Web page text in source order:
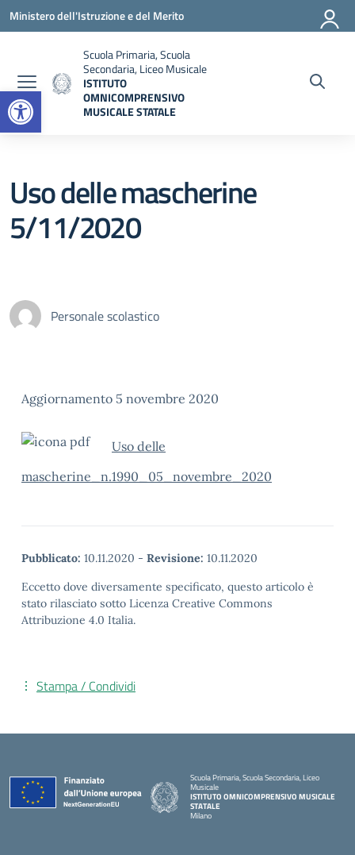
Open toolbar
Vai ai contenuti
Vai al menu di navigazione
Vai al footer
Ministero dell'Istruzione e del Merito
Scuola Primaria, Scuola
Secondaria, Liceo Musicale
ISTITUTO
OMNICOMPRENSIVO
MUSICALE STATALE
Uso delle mascherine
5/11/2020
Personale scolastico
Aggiornamento 5 novembre 2020
Uso delle
mascherine_n.1990_05_novembre_2020
Pubblicato: 10.11.2020 - Revisione: 10.11.2020
Eccetto dove diversamente specificato, questo articolo è
stato rilasciato sotto Licenza Creative Commons
Attribuzione 4.0 Italia.
Stampa / Condividi
Scuola Primaria, Scuola Secondaria, Liceo
Musicale
ISTITUTO OMNICOMPRENSIVO MUSICALE
STATALE
Milano